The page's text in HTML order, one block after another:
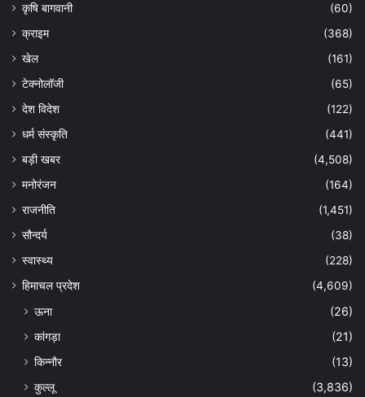
कृषि बागवानी
(60)
क्राइम
(368)
खेल
(161)
टेक्नोलॉजी
(65)
देश विदेश
(122)
धर्म संस्कृति
(441)
बड़ी खबर
(4,508)
मनोरंजन
(164)
राजनीति
(1,451)
सौन्दर्य
(38)
स्वास्थ्य
(228)
हिमाचल प्रदेश
(4,609)
ऊना
(26)
कांगड़ा
(21)
किन्नौर
(13)
कुल्लू
(3,836)